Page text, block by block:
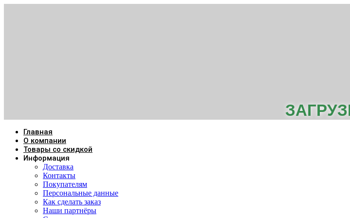
Главная
О компании
Товары со скидкой
Информация
Доставка
Контакты
Покупателям
Персональные данные
Как сделать заказ
Наши партнёры